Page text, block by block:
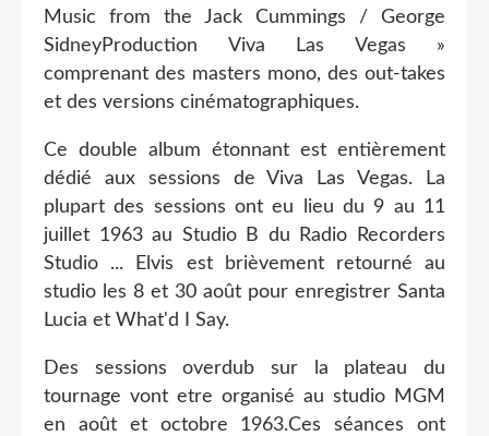
Music from the Jack Cummings / George
SidneyProduction Viva Las Vegas »
comprenant des masters mono, des out-takes
et des versions cinématographiques.
Ce double album étonnant est entièrement
dédié aux sessions de Viva Las Vegas. La
plupart des sessions ont eu lieu du 9 au 11
juillet 1963 au Studio B du Radio Recorders
Studio ... Elvis est brièvement retourné au
studio les 8 et 30 août pour enregistrer Santa
Lucia et What'd I Say.
Des sessions overdub sur la plateau du
tournage vont etre organisé au studio MGM
en août et octobre 1963.Ces séances ont